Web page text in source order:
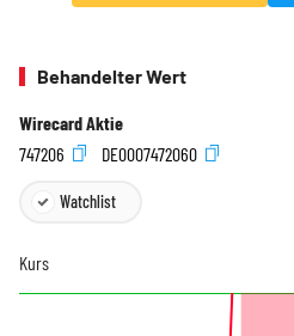
Behandelter Wert
Wirecard Aktie
747206
DE0007472060
Watchlist
Kurs